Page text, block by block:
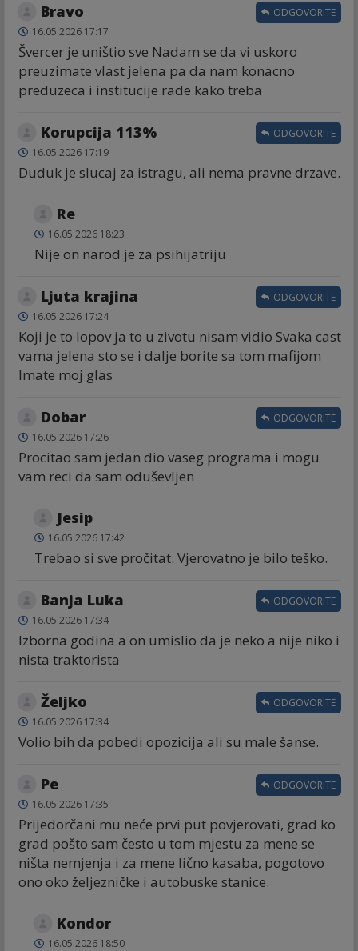
Bravo
16.05.2026 17:17
Švercer je uništio sve Nadam se da vi uskoro
preuzimate vlast jelena pa da nam konacno
preduzeca i institucije rade kako treba
ODGOVORITE
Korupcija 113%
16.05.2026 17:19
Duduk je slucaj za istragu, ali nema pravne drzave.
ODGOVORITE
Re
16.05.2026 18:23
Nije on narod je za psihijatriju
Ljuta krajina
16.05.2026 17:24
Koji je to lopov ja to u zivotu nisam vidio Svaka cast
vama jelena sto se i dalje borite sa tom mafijom
Imate moj glas
ODGOVORITE
Dobar
16.05.2026 17:26
Procitao sam jedan dio vaseg programa i mogu
vam reci da sam oduševljen
ODGOVORITE
Jesip
16.05.2026 17:42
Trebao si sve pročitat. Vjerovatno je bilo teško.
Banja Luka
16.05.2026 17:34
Izborna godina a on umislio da je neko a nije niko i
nista traktorista
ODGOVORITE
Željko
16.05.2026 17:34
Volio bih da pobedi opozicija ali su male šanse.
ODGOVORITE
Ре
16.05.2026 17:35
Prijedorčani mu neće prvi put povjerovati, grad ko
grad pošto sam često u tom mjestu za mene se
ništa nemjenja i za mene lično kasaba, pogotovo
ono oko željezničke i autobuske stanice.
ODGOVORITE
Kondor
16.05.2026 18:50